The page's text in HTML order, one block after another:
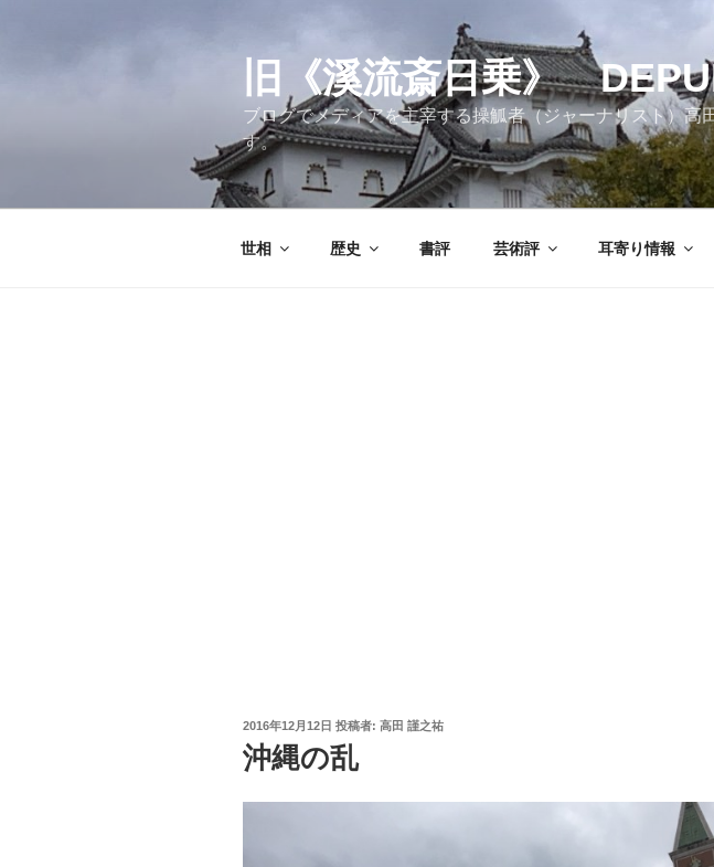
旧《溪流斎日乗》
ブログでメディアを主宰する操觚者（ジャーナリスト）
す。
世相 歴史 書評 芸術評 耳寄り情報
投
稿
日:
2016年12月12日 投稿者: 高田 謹之祐
沖縄の乱